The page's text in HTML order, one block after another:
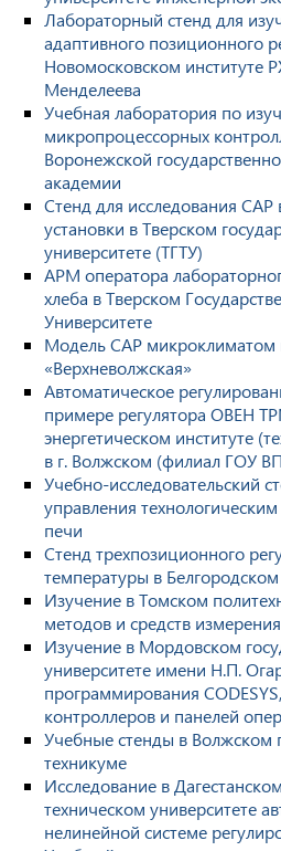
Лабораторный стенд для
адаптивного позиционного
Новомосковском институте
Менделеева
Учебная лаборатория по
микропроцессорных
Воронежской
академии
Стенд для исследования САР
установки в Тверском
университете (ТГТУ)
АРМ оператора
хлеба в Тверском
Университете
Модель САР микроклиматом
«Верхневолжская»
Автоматическое
примере регулятора ОВЕН
энергетическом институте
в г. Волжском (филиал ГОУ
Учебно-исследовательский
управления
печи
Стенд трехпозиционного
температуры в Белгородском
Изучение в Томском
методов и средств
Изучение в Мордовском
университете имени Н.П.
программирования
контроллеров и панелей
Учебные стенды в Волжском
техникуме
Исследование в
техническом университете
нелинейной системе